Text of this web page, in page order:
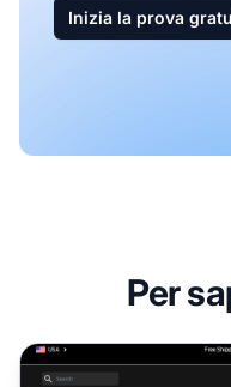
Inizia la prova
Per
Programma di